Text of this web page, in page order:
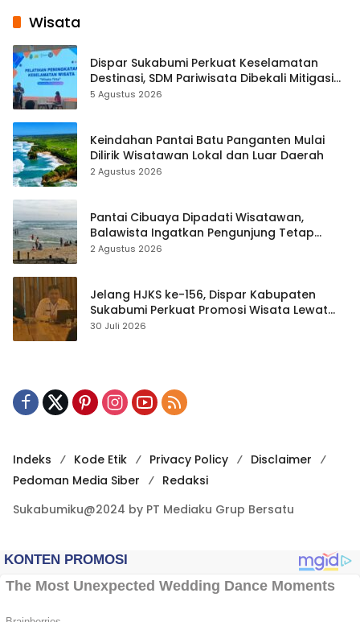
Wisata
Dispar Sukabumi Perkuat Keselamatan
Destinasi, SDM Pariwisata Dibekali Mitigasi
hingga Teknik Evakuasi
5 Agustus 2026
Keindahan Pantai Batu Panganten Mulai
Dilirik Wisatawan Lokal dan Luar Daerah
2 Agustus 2026
Pantai Cibuaya Dipadati Wisatawan,
Balawista Ingatkan Pengunjung Tetap
Waspada
2 Agustus 2026
Jelang HJKS ke-156, Dispar Kabupaten
Sukabumi Perkuat Promosi Wisata Lewat
Publikasi Digital
30 Juli 2026
Indeks Kode Etik Privacy Policy
Disclaimer
Pedoman Media Siber
Redaksi
Sukabumiku@2024 by PT Mediaku Grup Bersatu